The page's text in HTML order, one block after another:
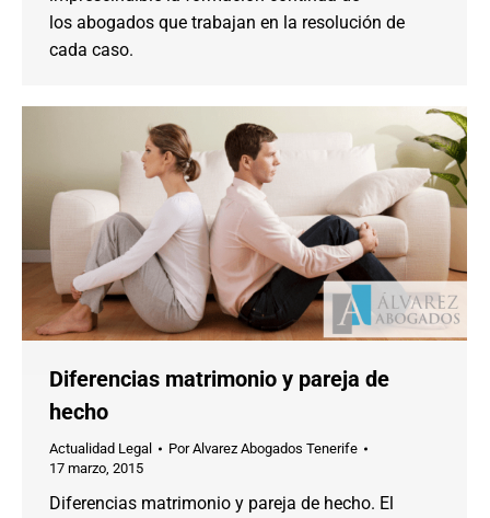
los abogados que trabajan en la resolución de
cada caso.
Diferencias matrimonio y pareja de
hecho
Actualidad Legal PorAlvarez Abogados Tenerife
17 marzo, 2015
Diferencias matrimonio y pareja de hecho. El